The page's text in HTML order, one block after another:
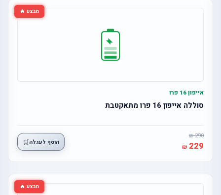
מבצע 🔥
אייפון 16 פרו
סוללה אייפון 16 פרו מתאקטבת
290
229 הוסף לעגלה🛒
מבצע 🔥